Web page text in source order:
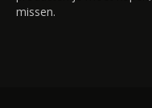
missen.